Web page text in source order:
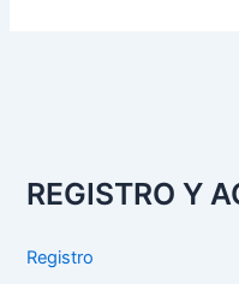
REGISTRO Y
Registro